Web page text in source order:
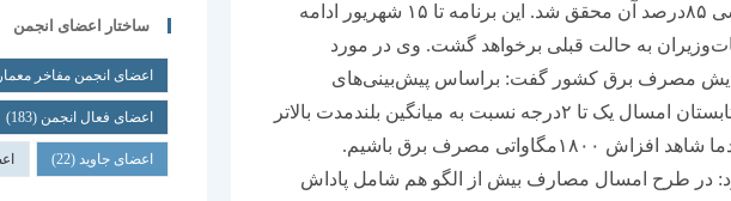
اصلاح ساعت کاری و پایش مصارف سیستم‌های سرمایشی ۸۵‌درصد آن محقق شد. این برنامه تا ۱۵ شهریور ادامه
به حالت قبلی برخواهد گشت. وی در مورد
مصرف برق کشور گفت: براساس پیش‌بینی‌‌‌های
انجام‌شده که البته به حقیقت پیوست، میزان دمای هوای تابستان امسال یک تا ۲درجه نسبت به میانگین بلندمدت بالاتر
بود که همین موضوع سبب شد به ازای هر درجه افزایش دما شاهد افزاش ۱۸۰۰مگاواتی مصرف برق باشیم.
طرح امسال مصارف بیش از الگو هم شامل پاداش
ساختار اعضای انجمن
اعضای انجمن مفاخر
اعضای فعال انجمن (183)
اعضای جاوید(22)